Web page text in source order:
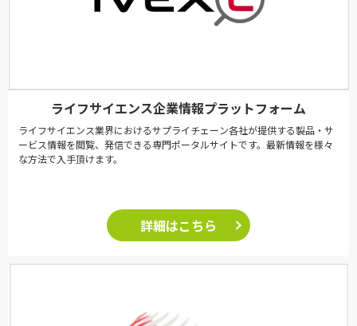
ライフサイエンス企業情報プラットフォーム
ライフサイエンス業界におけるサプライチェーン各社が提供する製品・サ
ービス情報を閲覧、発信できる専門ポータルサイトです。最新情報を様々
な方法で入手頂けます。
詳細はこちら